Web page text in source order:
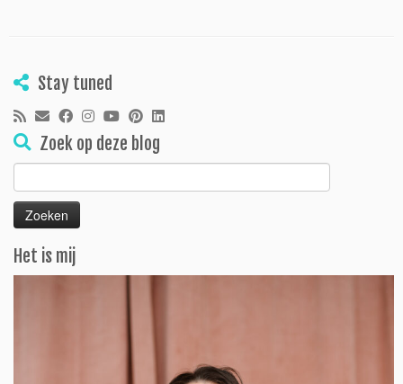
Stay tuned
Zoek op deze blog
Zoeken
naar:
Het is mij